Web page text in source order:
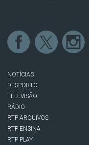
NOTÍCIAS
DESPORTO
TELEVISÃO
RÁDIO
RTP ARQUIVOS
RTP ENSINA
RTP PLAY